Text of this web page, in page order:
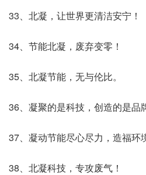
33、北凝，让世界更清洁安宁！
34、节能北凝，废弃变零！
35、北凝节能，无与伦比。
36、凝聚的是科技，创造的是品
37、凝动节能尽心尽力，造福环
38、北凝科技，专攻废气！